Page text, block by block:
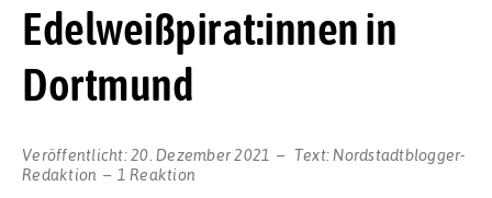
Edelweißpirat:innen in
Dortmund
Veröffentlicht:20. Dezember 2021 Text: Nordstadtblogger-
Redaktion
1 Reaktion